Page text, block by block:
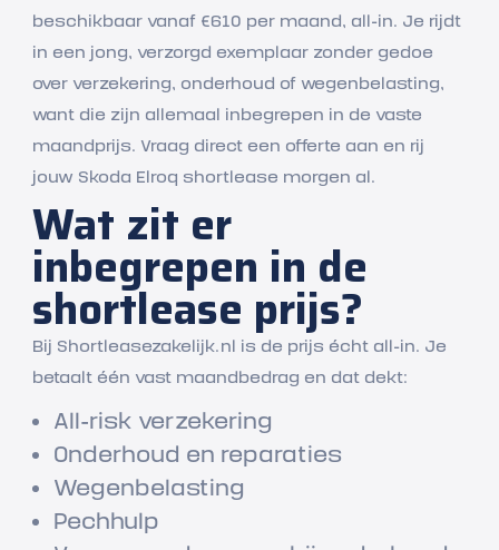
beschikbaar vanaf €610 per maand, all-in. Je rijdt
in een jong, verzorgd exemplaar zonder gedoe
over verzekering, onderhoud of wegenbelasting,
want die zijn allemaal inbegrepen in de vaste
maandprijs. Vraag direct een offerte aan en rij
jouw Skoda Elroq shortlease morgen al.
Wat zit er
inbegrepen in de
shortlease prijs?
Bij Shortleasezakelijk.nl is de prijs écht all-in. Je
betaalt één vast maandbedrag en dat dekt:
All-risk verzekering
Onderhoud en reparaties
Wegenbelasting
Pechhulp